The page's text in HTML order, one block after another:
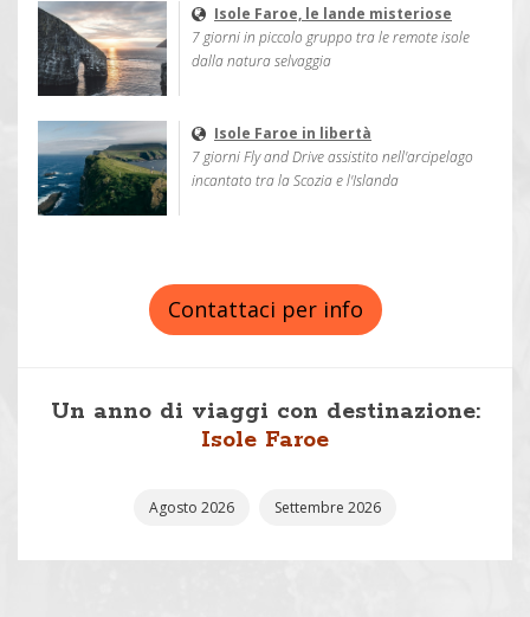
Isole Faroe, le lande misteriose
7 giorni in piccolo gruppo tra le remote isole
dalla natura selvaggia
Isole Faroe in libertà
7 giorni Fly and Drive assistito nell'arcipelago
incantato tra la Scozia e l'Islanda
Contattaci per info
Un anno di viaggi con destinazione:
Isole Faroe
Agosto 2026 Settembre 2026